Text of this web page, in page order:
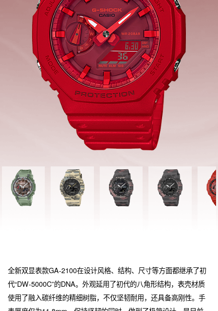
全新双显表款GA-2100在设计风格、结构、尺寸等方面都继承了初
代“DW-5000C”的DNA。外观延用了初代的八角形结构，表壳材质
使用了融入碳纤维的精细树脂，不仅坚韧耐用，还具备高刚性。手